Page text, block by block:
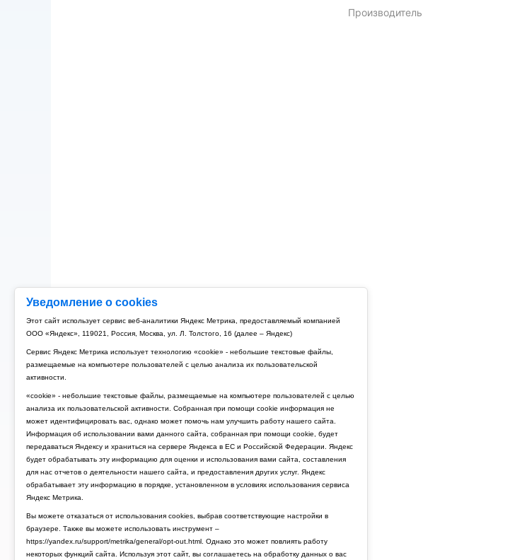
Уведомление о cookies
Этот сайт использует сервис веб-аналитики Яндекс Метрика, предоставляемый компанией
ООО «Яндекс», 119021, Россия, Москва, ул. Л. Толстого, 16 (далее – Яндекс)
Сервис Яндекс Метрика использует технологию «cookie» - небольшие текстовые файлы,
размещаемые на компьютере пользователей с целью анализа их пользовательской
активности.
«cookie» - небольшие текстовые файлы, размещаемые на компьютере пользователей с целью
анализа их пользовательской активности. Собранная при помощи cookie информация не
может идентифицировать вас, однако может помочь нам улучшить работу нашего сайта.
Информация об использовании вами данного сайта, собранная при помощи cookie, будет
передаваться Яндексу и храниться на сервере Яндекса в ЕС и Российской Федерации. Яндекс
будет обрабатывать эту информацию для оценки и использования вами сайта, составления
для нас отчетов о деятельности нашего сайта, и предоставления других услуг. Яндекс
обрабатывает эту информацию в порядке, установленном в условиях использования сервиса
Яндекс Метрика.
Вы можете отказаться от использования cookies, выбрав соответствующие настройки в
браузере. Также вы можете использовать инструмент –
https://yandex.ru/support/metrika/general/opt-out.html. Однако это может повлиять работу
некоторых функций сайта. Используя этот сайт, вы соглашаетесь на обработку данных о вас
Производитель